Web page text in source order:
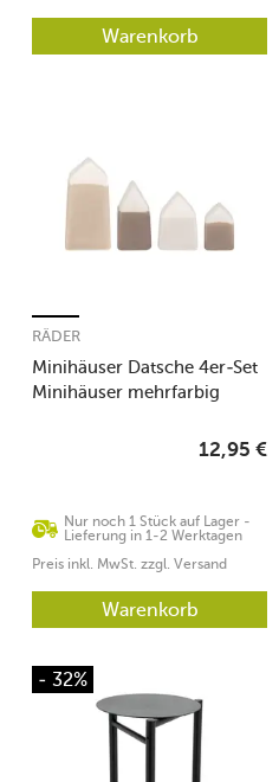
Warenkorb
Minihäuser Datsche 4er-Set
Minihäuser mehrfarbig
RÄDER
Nur noch 1 Stück auf Lager -
Lieferung in 1-2 Werktagen
12,95 €
Preis inkl. MwSt. zzgl. Versand
Warenkorb
- 32%